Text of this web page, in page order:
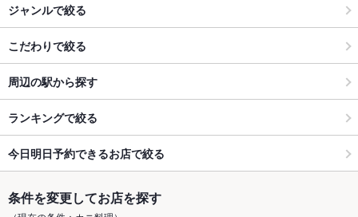
ジャンルで絞る
こだわりで絞る
周辺の駅から探す
ランキングで絞る
今日明日予約できるお店で絞る
条件を変更してお店を探す